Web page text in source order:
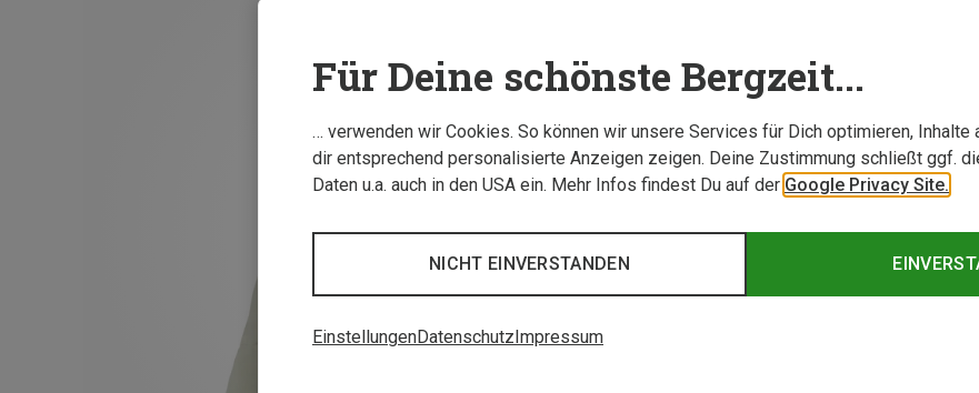
Für Deine schönste Bergzeit...
… verwenden wir Cookies. So können wir unsere Services für Dich optimieren, Inhalte
dir entsprechend personalisierte Anzeigen zeigen. Deine Zustimmung schließt ggf.
Daten u.a. auch in den USA ein. Mehr Infos findest Du auf der Google Privacy Site.
NICHT EINVERSTANDEN
EinstellungenDatenschutz Impressum